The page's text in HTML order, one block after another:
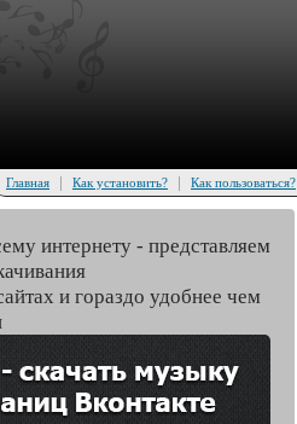
Главная | Как установить? | Как пользоваться?
интернету - представляем
и гораздо удобнее чем